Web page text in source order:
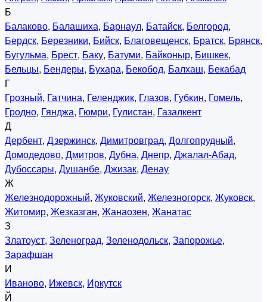
Б
Балаково, Балашиха, Барнаул, Батайск, Белгород,
Бердск, Березники, Бийск, Благовещенск, Братск, Брянск,
Бугульма, Брест, Баку, Батуми, Байконыр, Бишкек,
Бельцы, Бендеры, Бухара, Бекобод, Балхаш, Бекабад
Г
Грозный, Гатчина, Геленджик, Глазов, Губкин, Гомель,
Гродно, Гянджа, Гюмри, Гулистан, Газалкент
Д
Дербент, Дзержинск, Димитровград, Долгопрудный,
Домодедово, Дмитров, Дубна, Днепр, Джалал-Абад,
Дубоссары, Душанбе, Джизак, Денау
Ж
Железнодорожный, Жуковский, Железногорск, Жуковск,
Житомир, Жезказган, Жанаозен, Жанатас
З
Златоуст, Зеленоград, Зеленодольск, Запорожье,
Зарафшан
И
Иваново, Ижевск, Иркутск
Й